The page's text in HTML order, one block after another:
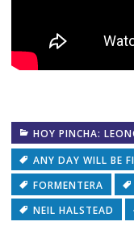
HOY PINCHA:
ANY DAY WILL BE
FORMENTERA
NEIL HALSTEAD